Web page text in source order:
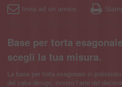
Invia ad un amico
Base per torta
scegli la tua misura.
La base per torta esagonale in
del cake design, ovvero l’arte del